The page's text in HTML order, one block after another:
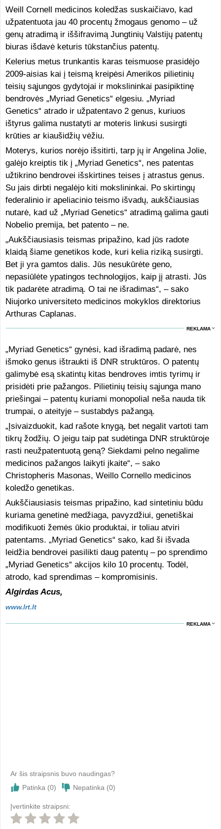
Weill Cornell medicinos koledžas suskaičiavo, kad
užpatentuota jau 40 procentų žmogaus genomo – už
genų atradimą ir iššifravimą Jungtinių Valstijų patentų
biuras išdavė keturis tūkstančius patentų.
Kelerius metus trunkantis karas teismuose prasidėjo
2009-aisias kai į teismą kreipėsi Amerikos pilietinių
teisių sąjungos gydytojai ir mokslininkai pasipiktinę
bendrovės „Myriad Genetics“ elgesiu. „Myriad
Genetics“ atrado ir užpatentavo 2 genus, kuriuos
ištyrus galima nustatyti ar moteris linkusi susirgti
krūties ar kiaušidžių vėžiu.
Moterys, kurios norėjo išsitirti, tarp jų ir Angelina Jolie,
galėjo kreiptis tik į „Myriad Genetics“, nes patentas
užtikrino bendrovei išskirtines teises į atrastus genus.
Su jais dirbti negalėjo kiti mokslininkai. Po skirtingų
federalinio ir apeliacinio teismo išvadų, aukščiausias
nutarė, kad už „Myriad Genetics“ atradimą galima gauti
Nobelio premija, bet patento – ne.
„Aukščiausiasis teismas pripažino, kad jūs radote
klaidą šiame genetikos kode, kuri kelia riziką susirgti.
Bet ji yra gamtos dalis. Jūs nesukūrėte geno,
nepasiūlėte ypatingos technologijos, kaip jį atrasti. Jūs
tik padarėte atradimą. O tai ne išradimas“, – sako
Niujorko universiteto medicinos mokyklos direktorius
Arthuras Caplanas.
REKLAMA
„Myriad Genetics“ gynėsi, kad išradimą padarė, nes
išmoko genus ištraukti iš DNR struktūros. O patentų
galimybė esą skatintų kitas bendroves imtis tyrimų ir
prisidėti prie pažangos. Pilietinių teisių sąjunga mano
priešingai – patentų kuriami monopoliaI neša nauda tik
trumpai, o ateityje – sustabdys pažangą.
„Įsivaizduokit, kad rašote knygą, bet negalit vartoti tam
tikrų žodžių. O jeigu taip pat sudėtinga DNR struktūroje
rasti neužpatentuotą geną? Siekdami pelno negalime
medicinos pažangos laikyti įkaite“, – sako
Christopheris Masonas, Weillo Cornello medicinos
koledžo genetikas.
Aukščiausiasis teismas pripažino, kad sintetiniu būdu
kuriama genetinė medžiaga, pavyzdžiui, genetiškai
modifikuoti žemės ūkio produktai, ir toliau atviri
patentams. „Myriad Genetics“ sako, kad ši išvada
leidžia bendrovei pasilikti daug patentų – po sprendimo
„Myriad Genetics“ akcijos kilo 10 procentų. Todėl,
atrodo, kad sprendimas – kompromisinis.
Algirdas Acus,
www.lrt.lt
REKLAMA
Ar šis straipsnis buvo naudingas?
Patinka (0) Nepatinka (0)
Įvertinkite straipsni: